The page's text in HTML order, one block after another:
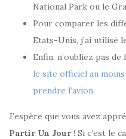
National Park ou le
Pour comparer les
Etats-Unis, j’ai utilisé
Enfin, n’oubliez pas
le site officiel au moins
prendre l’avion.
J’espère que vous avez
Partir Un Jour! Si c’est le